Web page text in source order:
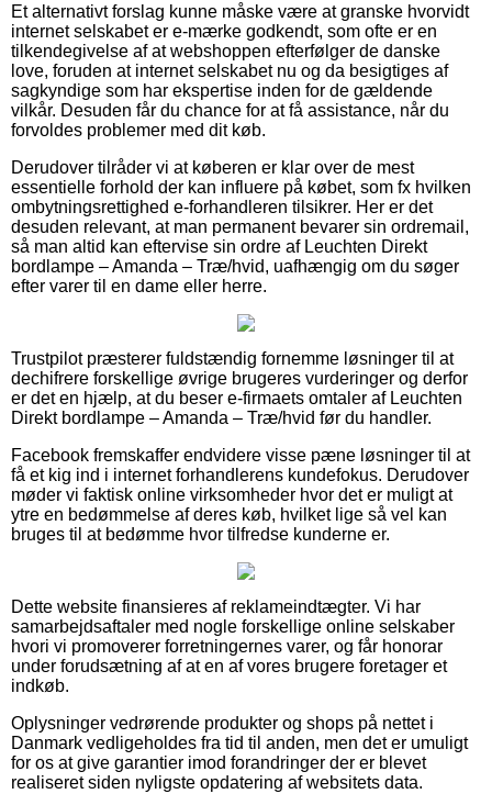
Et alternativt forslag kunne måske være at granske hvorvidt
internet selskabet er e-mærke godkendt, som ofte er en
tilkendegivelse af at webshoppen efterfølger de danske
love, foruden at internet selskabet nu og da besigtiges af
sagkyndige som har ekspertise inden for de gældende
vilkår. Desuden får du chance for at få assistance, når du
forvoldes problemer med dit køb.
Derudover tilråder vi at køberen er klar over de mest
essentielle forhold der kan influere på købet, som fx hvilken
ombytningsrettighed e-forhandleren tilsikrer. Her er det
desuden relevant, at man permanent bevarer sin ordremail,
så man altid kan eftervise sin ordre af Leuchten Direkt
bordlampe – Amanda – Træ/hvid, uafhængig om du søger
efter varer til en dame eller herre.
Trustpilot præsterer fuldstændig fornemme løsninger til at
dechifrere forskellige øvrige brugeres vurderinger og derfor
er det en hjælp, at du beser e-firmaets omtaler af Leuchten
Direkt bordlampe – Amanda – Træ/hvid før du handler.
Facebook fremskaffer endvidere visse pæne løsninger til at
få et kig ind i internet forhandlerens kundefokus. Derudover
møder vi faktisk online virksomheder hvor det er muligt at
ytre en bedømmelse af deres køb, hvilket lige så vel kan
bruges til at bedømme hvor tilfredse kunderne er.
Dette website finansieres af reklameindtægter. Vi har
samarbejdsaftaler med nogle forskellige online selskaber
hvori vi promoverer forretningernes varer, og får honorar
under forudsætning af at en af vores brugere foretager et
indkøb.
Oplysninger vedrørende produkter og shops på nettet i
Danmark vedligeholdes fra tid til anden, men det er umuligt
for os at give garantier imod forandringer der er blevet
realiseret siden nyligste opdatering af websitets data.